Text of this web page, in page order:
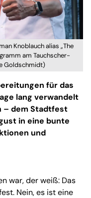
Knoblauch alias „The
am Tauchscher-
Goldschmidt)
für das
lang verwandelt
– dem Stadtfest
in eine bunte
und
war, der weiß: Das
Nein, es ist eine